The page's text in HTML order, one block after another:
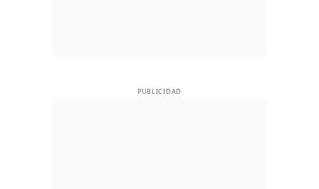
PUBLICIDAD